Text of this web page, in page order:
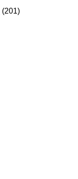
(201)